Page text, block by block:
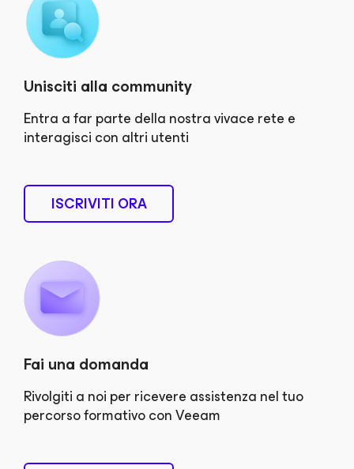
Unisciti alla community
Entra a far parte della nostra vivace rete e
interagisci con altri utenti
ISCRIVITI ORA
Fai una domanda
Rivolgiti a noi per ricevere assistenza nel tuo
percorso formativo con Veeam